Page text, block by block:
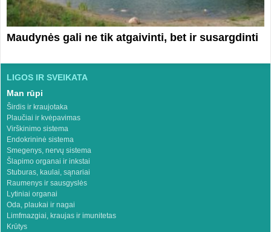
Maudynės gali ne tik atgaivinti, bet ir susargdinti
LIGOS IR SVEIKATA
Man rūpi
Širdis ir kraujotaka
Plaučiai ir kvėpavimas
Virškinimo sistema
Endokrininė sistema
Smegenys, nervų sistema
Šlapimo organai ir inkstai
Stuburas, kaulai, sąnariai
Raumenys ir sausgyslės
Lytiniai organai
Oda, plaukai ir nagai
Limfmazgiai, kraujas ir imunitetas
Krūtys